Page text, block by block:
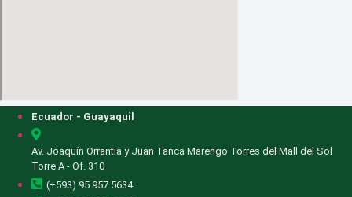
Ecuador - Guayaquil
Av. Joaquín Orrantia y Juan Tanca Marengo Torres del Mall del Sol
Torre A - Of. 310
(+593) 95 957 5634